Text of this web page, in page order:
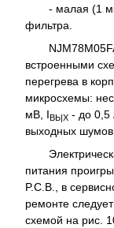
- малая (1
фильтра.
встроенными
перегрева в
микросхемы:
мВ, IВЬ|Х - до 0,5
выходных шумов
питания
P.C.B., в
ремонте
схемой на рис.